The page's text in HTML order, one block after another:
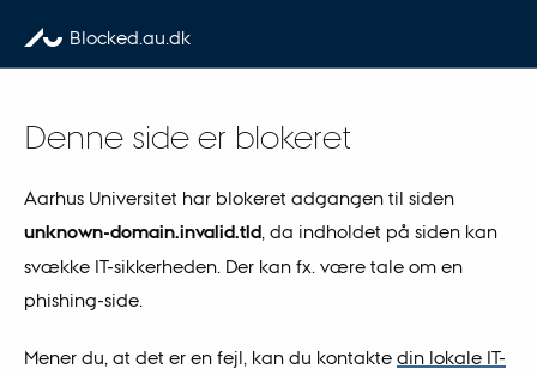
Skip to content
Blocked.au.dk
Denne side er blokeret
Aarhus Universitet har blokeret adgangen til siden
unknown-domain.invalid.tld, da indholdet på siden kan
svække IT-sikkerheden. Der kan fx. være tale om en
phishing-side.
Mener du, at det er en fejl, kan du kontakte din lokale IT-